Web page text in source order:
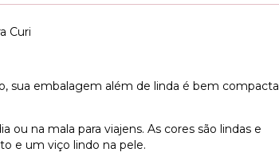
Curi
sua embalagem além de linda é bem compacta
na mala para viajens. As cores são lindas e
e um viço lindo na pele.